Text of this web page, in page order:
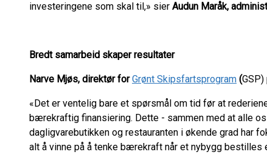
investeringene som skal til,» sier Audun Maråk,
Bredt samarbeid skaper resultater
Narve Mjøs, direktør forGrønt Skipsfartsprogram (GSP)
«Det er ventelig bare et spørsmål om tid før at
bærekraftig finansiering. Dette - sammen med at alle
dagligvarebutikken og restauranten i økende grad har
alt å vinne på å tenke bærekraft når et nybygg